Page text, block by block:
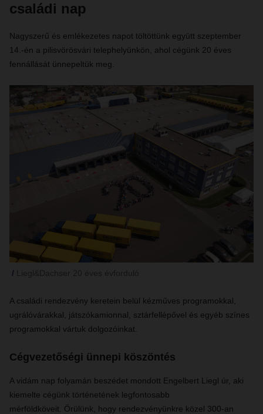
családi nap
Nagyszerű és emlékezetes napot töltöttünk együtt szeptember
14.-én a pilisvörösvári telephelyünkön, ahol cégünk 20 éves
fennállását ünnepeltük meg.
A családi rendezvény keretein belül kézműves programokkal,
ugrálóvárakkal, játszókamionnal, sztárfellépővel és egyéb színes
programokkal vártuk dolgozóinkat.
Cégvezetőségi ünnepi köszöntés
A vidám nap folyamán beszédet mondott Engelbert Liegl úr, aki
kiemelte cégünk történetének legfontosabb
mérföldköveit. Örülünk, hogy rendezvényünkre közel 300-an